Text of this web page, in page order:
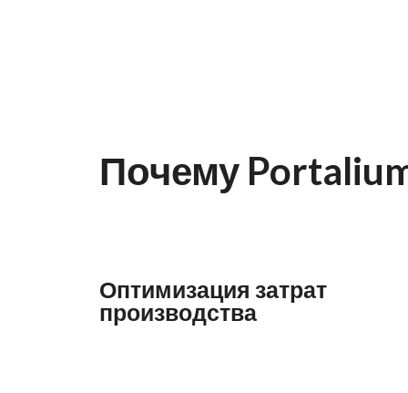
Почему
Оптимизация затрат
производства